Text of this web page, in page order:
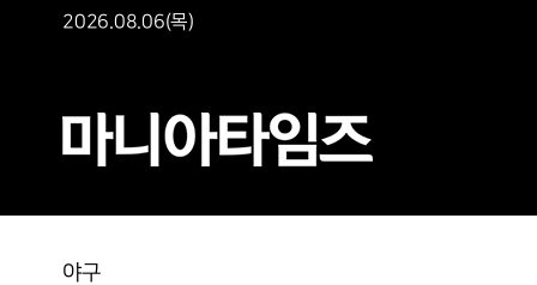
2026.08.06(목)
야구